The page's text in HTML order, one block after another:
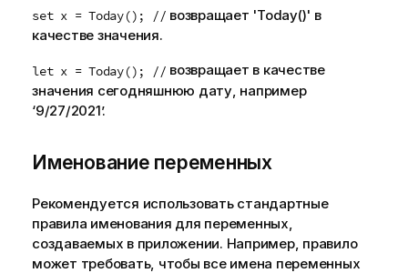
ф
о
р
м
и
set x = Today(); // возвращает 'Today()' в
качестве значения.
let x = Today(); // возвращает в качестве
значения сегодняшнюю дату, например
‘9/27/2021’.
Именование переменных
Рекомендуется использовать стандартные
правила именования для переменных,
создаваемых в приложении. Например, правило
может требовать, чтобы все имена переменных